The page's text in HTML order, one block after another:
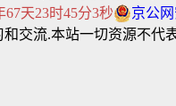
67天23时45分5秒
京公网
交流.本站一切资源不代